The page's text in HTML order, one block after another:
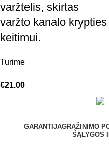
varžtelis, skirtas
varžto kanalo krypties
keitimui.
Turime
€21.00
GARANTIJAGRĄŽINIMO
SĄLYGOS